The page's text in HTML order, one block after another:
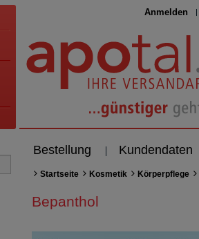
Anmelden
Bestellung Kundendaten
Startseite Kosmetik Körperpflege
Bepanthol